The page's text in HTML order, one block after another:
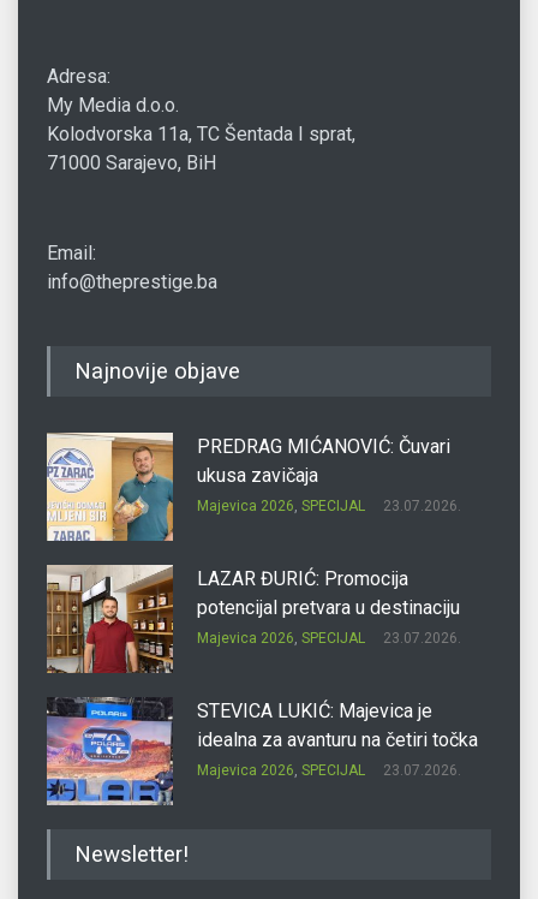
Adresa:
My Media d.o.o.
Kolodvorska 11a, TC Šentada I sprat,
71000 Sarajevo, BiH
Email:
info@theprestige.ba
Najnovije objave
PREDRAG MIĆANOVIĆ: Čuvari
ukusa zavičaja
Majevica 2026, SPECIJAL 23.07.2026.
LAZAR ĐURIĆ: Promocija
potencijal pretvara u destinaciju
Majevica 2026, SPECIJAL 23.07.2026.
STEVICA LUKIĆ: Majevica je
idealna za avanturu na četiri točka
Majevica 2026, SPECIJAL 23.07.2026.
Newsletter!